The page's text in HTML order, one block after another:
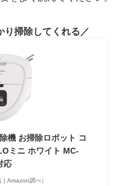
り掃除してくれる
機 お掃除ロボット コ
ミニ ホワイト MC-
応
| Amazon調べ）